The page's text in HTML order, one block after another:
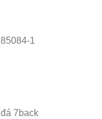
1
7back